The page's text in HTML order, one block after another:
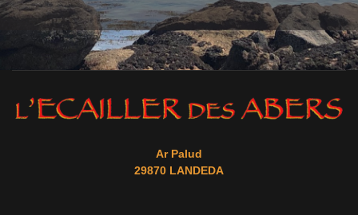
Ar Palud
29870 LANDEDA